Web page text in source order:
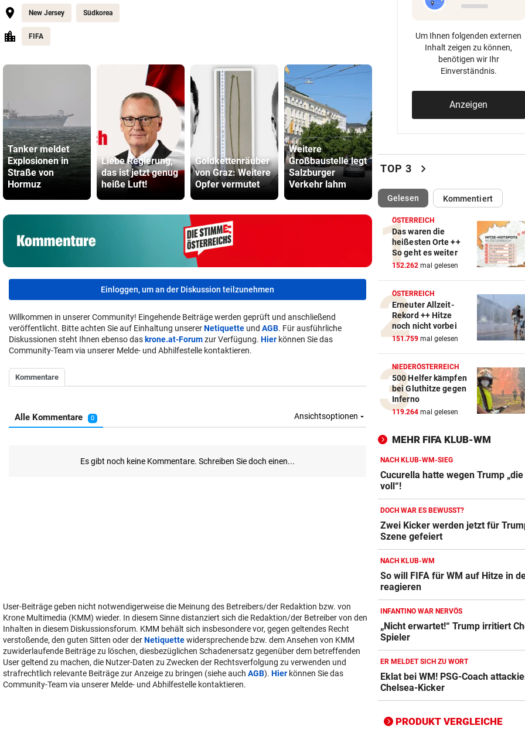
New Jersey Südkorea
FIFA
Tanker meldet
Explosionen in
Straße von
Hormuz
Liebe Regierung,
das ist jetzt genug
heiße Luft!
Goldkettenräuber
von Graz: Weitere
Opfer vermutet
Weitere
Großbaustelle legt
Salzburger
Verkehr lahm
und feiern am 30.
Einloggen, um an der Diskussion teilzunehmen
Willkommen in unserer Community! Eingehende Beiträge werden geprüft und anschließend
veröffentlicht. Bitte achten Sie auf Einhaltung unsererNetiquette und AGB. Für ausführliche
Diskussionen steht Ihnen ebenso das krone.at-Forumzur Verfügung. Hier können Sie das
Community-Team via unserer Melde- und Abhilfestelle kontaktieren.
User-Beiträge geben nicht notwendigerweise die Meinung des Betreibers/der Redaktion bzw. von
Krone Multimedia (KMM) wieder. In diesem Sinne distanziert sich die Redaktion/der Betreiber von den
Inhalten in diesem Diskussionsforum. KMM behält sich insbesondere vor, gegen geltendes Recht
verstoßende, den guten Sitten oder derNetiquettewidersprechende bzw. dem Ansehen von KMM
zuwiderlaufende Beiträge zu löschen, diesbezüglichen Schadenersatz gegenüber dem betreffenden
User geltend zu machen, die Nutzer-Daten zu Zwecken der Rechtsverfolgung zu verwenden und
strafrechtlich relevante Beiträge zur Anzeige zu bringen (siehe auch AGB). Hier können Sie das
Community-Team via unserer Melde- und Abhilfestelle kontaktieren.
Um Ihnen folgenden externen
Inhalt zeigen zu können,
benötigen wir Ihr
Einverständnis.
Anzeigen
TOP 3 chevron_right
Gelesen(ausgewählt)Kommentiert
ÖSTERREICH
Das waren die
heißesten Orte ++
So geht es weiter
152.262 mal gelesen
ÖSTERREICH
Erneuter Allzeit-
Rekord ++ Hitze
noch nicht vorbei
151.759 mal gelesen
NIEDERÖSTERREICH
500 Helfer kämpfen
bei Gluthitze gegen
Inferno
119.264 mal gelesen
MEHR FIFA KLUB-WM
NACH KLUB-WM-SIEG
Cucurella hatte wegen Trump
voll“!
DOCH WAR ES BEWUSST?
Zwei Kicker werden jetzt für
Szene gefeiert
NACH KLUB-WM
So will FIFA für WM auf Hitze in
reagieren
INFANTINO WAR NERVÖS
„Nicht erwartet!“ Trump irritiert
Spieler
ER MELDET SICH ZU WORT
Eklat bei WM! PSG-Coach
Chelsea-Kicker
PRODUKT VERGLEICHE
Action-Cam Vergleich
ZUM VERGLEICH
Crosstrainer Vergleich
ZUM VERGLEICH
E-Bike Vergleich
ZUM VERGLEICH
Elektro-Scooter Vergleich
ZUM VERGLEICH
Ergometer Vergleich
ZUM VERGLEICH